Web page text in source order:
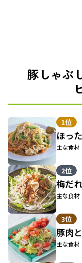
豚しゃぶ
1位
ほっ
主な食材
2位
梅だ
主な食材
3位
豚肉
主な食材